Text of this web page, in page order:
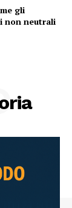
gli
non neutrali